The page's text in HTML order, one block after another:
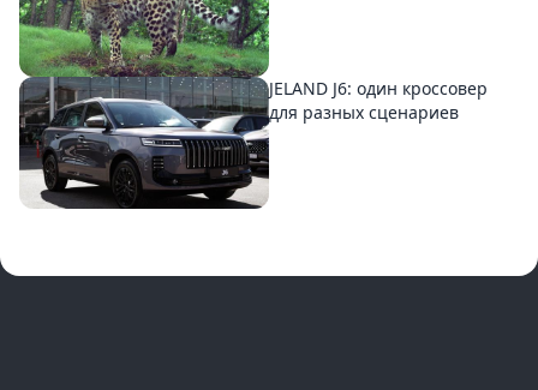
JELAND J6: один кроссовер
для разных сценариев